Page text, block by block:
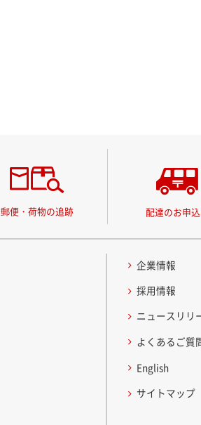
郵便・荷物の追跡 配達のお申
企業情報
採用情報
ニュースリリ
よくあるご質
English
サイトマップ